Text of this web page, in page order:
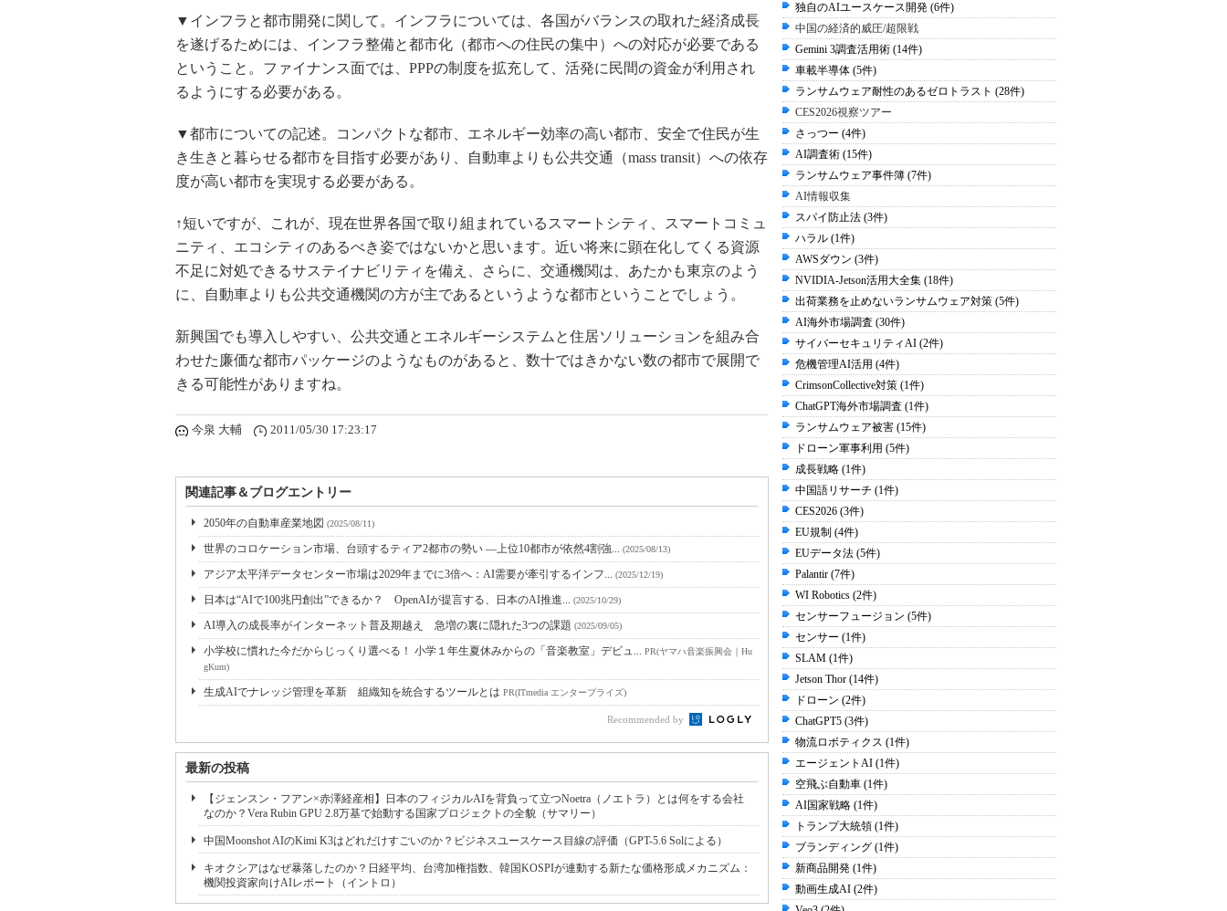
▼インフラと都市開発に関して。インフラについては、各国がバランスの取れた経済成長
を遂げるためには、インフラ整備と都市化（都市への住民の集中）への対応が必要である
ということ。ファイナンス面では、PPPの制度を拡充して、活発に民間の資金が利用され
るようにする必要がある。
▼都市についての記述。コンパクトな都市、エネルギー効率の高い都市、安全で住民が生
き生きと暮らせる都市を目指す必要があり、自動車よりも公共交通（mass transit）への依存
度が高い都市を実現する必要がある。
↑短いですが、これが、現在世界各国で取り組まれているスマートシティ、スマートコミュ
ニティ、エコシティのあるべき姿ではないかと思います。近い将来に顕在化してくる資源
不足に対処できるサステイナビリティを備え、さらに、交通機関は、あたかも東京のよう
に、自動車よりも公共交通機関の方が主であるというような都市ということでしょう。
新興国でも導入しやすい、公共交通とエネルギーシステムと住居ソリューションを組み合
わせた廉価な都市パッケージのようなものがあると、数十ではきかない数の都市で展開で
きる可能性がありますね。
今泉 大輔 2011/05/30 17:23:17
関連記事＆ブログエントリー
2050年の自動車産業地図 (2025/08/11)
世界のコロケーション市場、台頭するティア2都市の勢い ―上位10都市が依然4割強... (2025/08/13)
アジア太平洋データセンター市場は2029年までに3倍へ：AI需要が牽引するインフ... (2025/12/19)
日本は“AIで100兆円創出”できるか？ OpenAIが提言する、日本のAI推進... (2025/10/29)
AI導入の成長率がインターネット普及期越え 急増の裏に隠れた3つの課題 (2025/09/05)
小学校に慣れた今だからじっくり選べる！ 小学１年生夏休みからの「音楽教室」デビュ... PR(ヤマハ音楽振興会｜Hu
gKum)
生成AIでナレッジ管理を革新 組織知を統合するツールとは PR(ITmedia エンタープライズ)
Recommended by
最新の投稿
【ジェンスン・フアン×赤澤経産相】日本のフィジカルAIを背負って立つNoetra（ノエトラ）とは何をする会社
なのか？Vera Rubin GPU 2.8万基で始動する国家プロジェクトの全貌（サマリー）
中国Moonshot AIのKimi K3はどれだけすごいのか？ビジネスユースケース目線の評価（GPT-5.6 Solによる）
キオクシアはなぜ暴落したのか？日経平均、台湾加権指数、韓国KOSPIが連動する新たな価格形成メカニズム：
機関投資家向けAIレポート（イントロ）
独自のAIユースケース開発 (6件)
中国の経済的威圧/超限戦
Gemini 3調査活用術 (14件)
車載半導体 (5件)
ランサムウェア耐性のあるゼロトラスト (28件)
CES2026視察ツアー
さっつー (4件)
AI調査術 (15件)
ランサムウェア事件簿 (7件)
AI情報収集
スパイ防止法 (3件)
ハラル (1件)
AWSダウン (3件)
NVIDIA-Jetson活用大全集 (18件)
出荷業務を止めないランサムウェア対策 (5件)
AI海外市場調査 (30件)
サイバーセキュリティAI (2件)
危機管理AI活用 (4件)
CrimsonCollective対策 (1件)
ChatGPT海外市場調査 (1件)
ランサムウェア被害 (15件)
ドローン軍事利用 (5件)
成長戦略 (1件)
中国語リサーチ (1件)
CES2026 (3件)
EU規制 (4件)
EUデータ法 (5件)
Palantir (7件)
WI Robotics (2件)
センサーフュージョン (5件)
センサー (1件)
SLAM (1件)
Jetson Thor (14件)
ドローン (2件)
ChatGPT5 (3件)
物流ロボティクス (1件)
エージェントAI (1件)
空飛ぶ自動車 (1件)
AI国家戦略 (1件)
トランプ大統領 (1件)
ブランディング (1件)
新商品開発 (1件)
動画生成AI (2件)